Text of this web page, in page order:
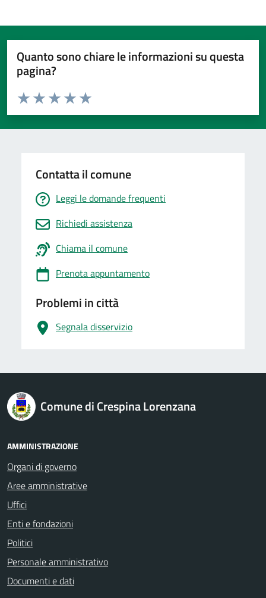
Quanto sono chiare le informazioni su questa
pagina?
Valuta da 1 a 5 stelle la pagina
Valuta 5 stelle su 5
Valuta 4 stelle su 5
Valuta 3 stelle su 5
Valuta 2 stelle su 5
Valuta 1 stelle su 5
Contatta il comune
Leggi le domande frequenti
Richiedi assistenza
Chiama il comune
Prenota appuntamento
Problemi in città
Segnala disservizio
logo Unione Europea
Comune di Crespina Lorenzana
AMMINISTRAZIONE
Organi di governo
Aree amministrative
Uffici
Enti e fondazioni
Politici
Personale amministrativo
Documenti e dati